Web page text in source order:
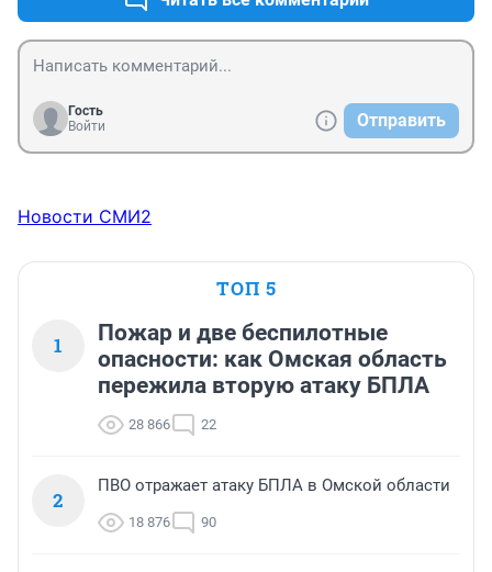
Гость
Войти
Отправить
Новости СМИ2
ТОП 5
1
Пожар и две беспилотные
опасности: как Омская область
пережила вторую атаку БПЛА
28 866 22
2
ПВО отражает атаку БПЛА в Омской области
18 876 90